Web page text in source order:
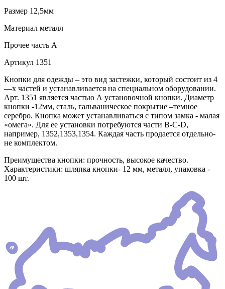
Размер 12,5мм
Материал металл
Прочее часть A
Артикул 1351
Кнопки для одежды – это вид застежки, который состоит из 4
—х частей и устанавливается на специальном оборудовании.
Арт. 1351 является частью А установочной кнопки. Диаметр
кнопки -12мм, сталь, гальваническое покрытие –темное
серебро. Кнопка может устанавливаться с типом замка - малая
«омега». Для ее установки потребуются части В-C-D,
например, 1352,1353,1354. Каждая часть продается отдельно-
не комплектом.
Преимущества кнопки: прочность, высокое качество.
Характеристики: шляпка кнопки- 12 мм, металл, упаковка -
100 шт.